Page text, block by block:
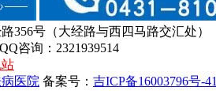
356号（大经路与西四马路交汇处）
咨询：2321939514
医院 备案号： 吉ICP备16003796号-